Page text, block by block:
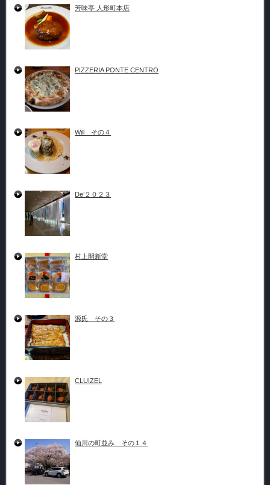
芳味亭 人形町本店
PIZZERIA PONTE CENTRO
Will その４
De’２０２３
村上開新堂
源氏 その３
CLUIZEL
仙川の町並み その１４